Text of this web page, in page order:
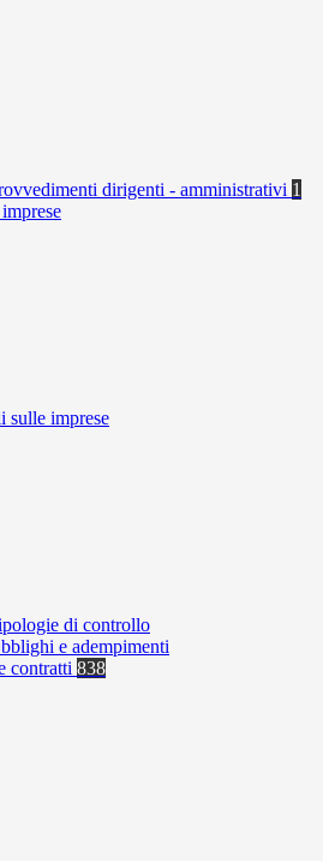
dirigenti - amministrativi 1
sulle imprese
di controllo
e adempimenti
contratti 838